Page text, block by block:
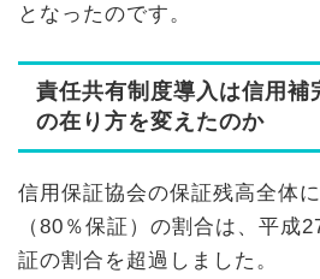
となったのです。
責任共有制度導入は信用補
の在り方を変えたのか
信用保証協会の保証残高全体
（80％保証）の割合は、平成
証の割合を超過しました。